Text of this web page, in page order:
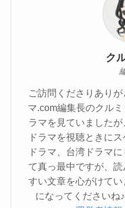
ク
ご訪問くださりあり
マ.com編集長のクル
ラマを見ていました
ドラマを視聴ときに
ドラマ、台湾ドラマ
て真っ最中ですが、
すい文章を心がけて
になってくださいね